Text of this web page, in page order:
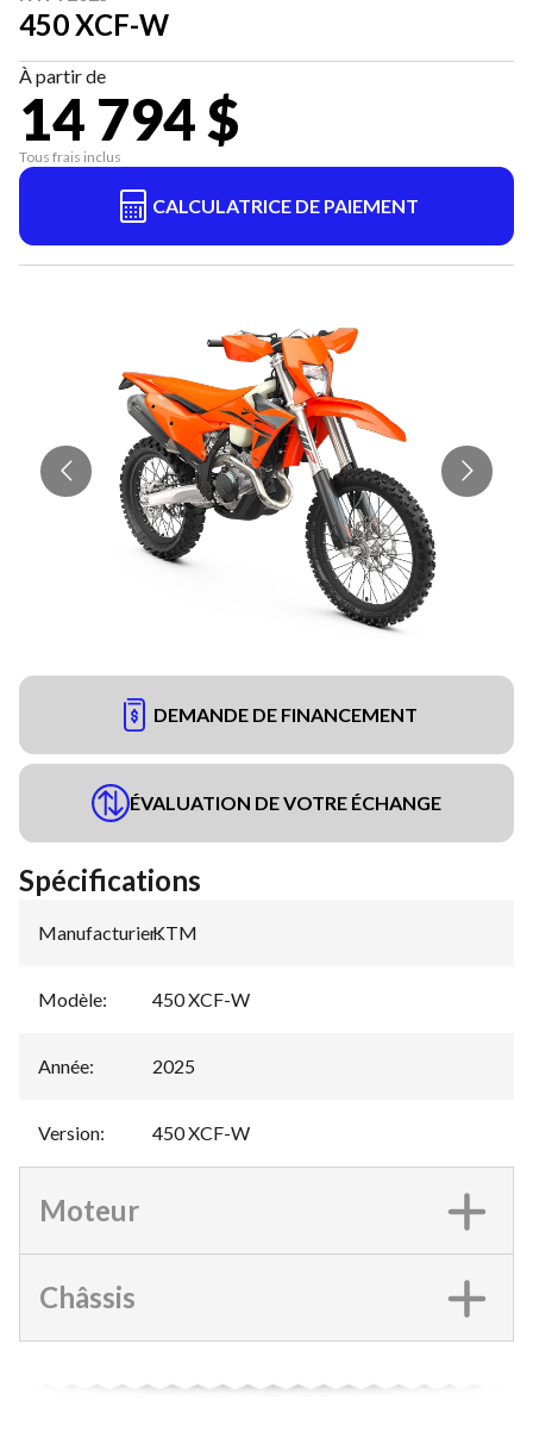
450 XCF-W
À partir de
14 794 $
Tous frais inclus
CALCULATRICE DE PAIEMENT
DEMANDE DE FINANCEMENT
ÉVALUATION DE VOTRE ÉCHANGE
Spécifications
Manufacturier:
KTM
Modèle: 450 XCF-W
Année: 2025
Version: 450 XCF-W
Moteur
Châssis